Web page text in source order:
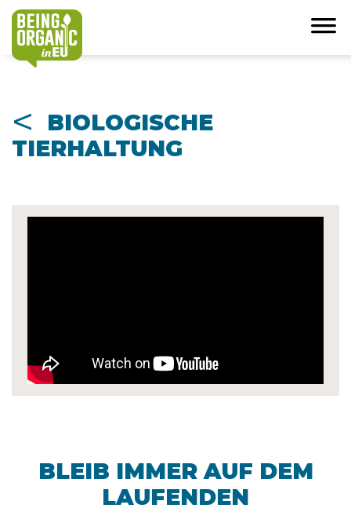
<
BIOLOGISCHE
TIERHALTUNG
BLEIB IMMER AUF DEM
LAUFENDEN